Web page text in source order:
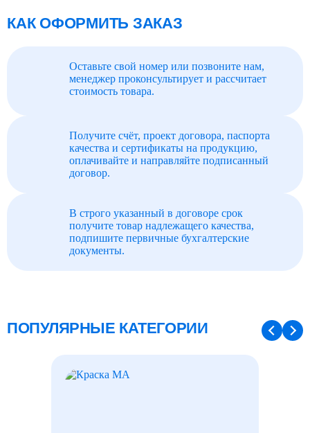
КАК ОФОРМИТЬ ЗАКАЗ
Оставьте свой номер или позвоните нам,
менеджер проконсультирует и рассчитает
стоимость товара.
Получите счёт, проект договора, паспорта
качества и сертификаты на продукцию,
оплачивайте и направляйте подписанный
договор.
В строго указанный в договоре срок
получите товар надлежащего качества,
подпишите первичные бухгалтерские
документы.
ПОПУЛЯРНЫЕ КАТЕГОРИИ